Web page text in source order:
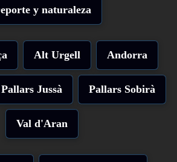
y naturaleza
Alt Urgell Andorra
Pallars Jussà Pallars Sobirà
Val d'Aran